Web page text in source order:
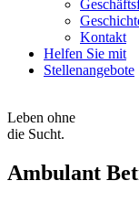
Kontakt
Helfen Sie mit
Stellenangebote
Leben ohne
die Sucht.
Ambulant